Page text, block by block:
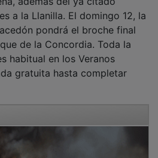
a la Llanilla. El domingo 12, la
pondrá el broche final
de la Concordia. Toda la
habitual en los Veranos
gratuita hasta completar